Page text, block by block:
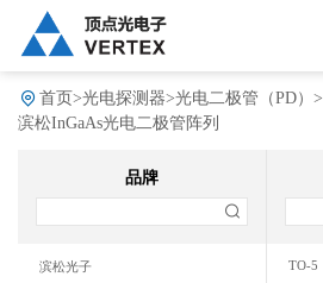
首页 >光电探测器>光电二极管（PD） >
滨松InGaAs光电二极管阵列
品牌
滨松光子 TO-5